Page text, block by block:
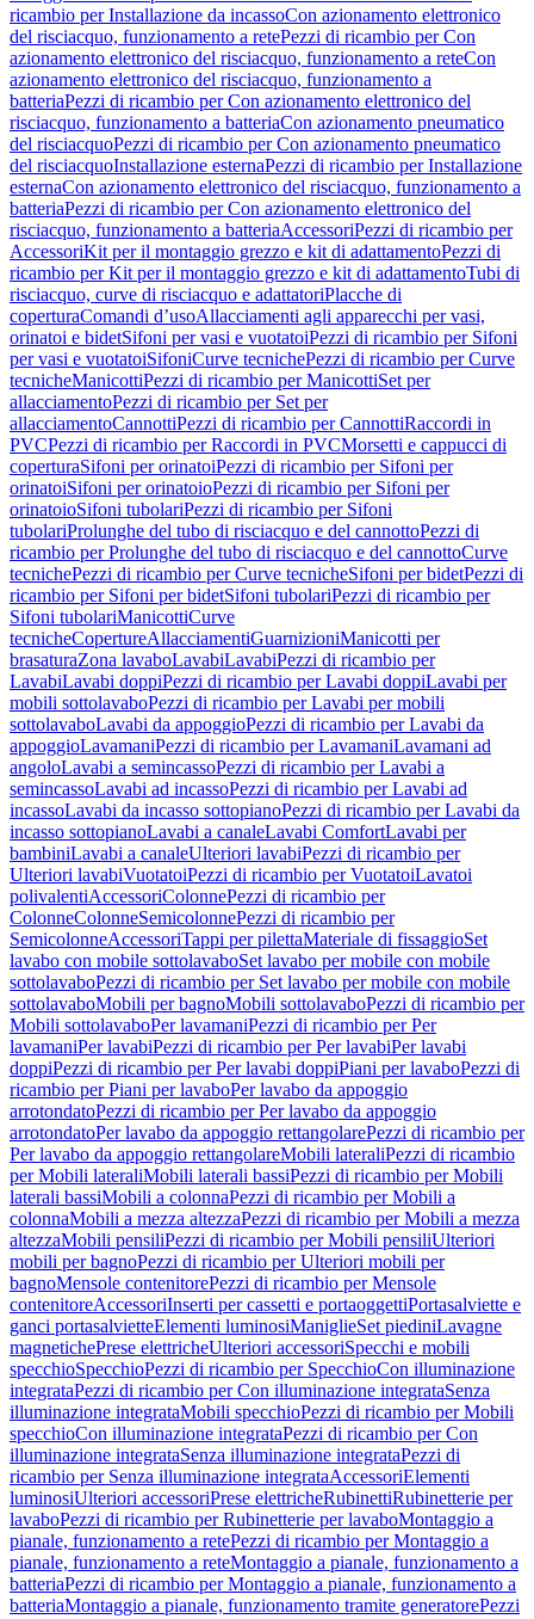
ricambio per Installazione da incassoCon azionamento elettronico
del risciacquo, funzionamento a retePezzi di ricambio per Con
azionamento elettronico del risciacquo, funzionamento a reteCon
azionamento elettronico del risciacquo, funzionamento a
batteriaPezzi di ricambio per Con azionamento elettronico del
risciacquo, funzionamento a batteriaCon azionamento pneumatico
del risciacquoPezzi di ricambio per Con azionamento pneumatico
del risciacquoInstallazione esternaPezzi di ricambio per Installazione
esternaCon azionamento elettronico del risciacquo, funzionamento a
batteriaPezzi di ricambio per Con azionamento elettronico del
risciacquo, funzionamento a batteriaAccessoriPezzi di ricambio per
AccessoriKit per il montaggio grezzo e kit di adattamentoPezzi di
ricambio per Kit per il montaggio grezzo e kit di adattamentoTubi di
risciacquo, curve di risciacquo e adattatoriPlacche di
coperturaComandi d’usoAllacciamenti agli apparecchi per vasi,
orinatoi e bidetSifoni per vasi e vuotatoiPezzi di ricambio per Sifoni
per vasi e vuotatoiSifoniCurve tecnichePezzi di ricambio per Curve
tecnicheManicottiPezzi di ricambio per ManicottiSet per
allacciamentoPezzi di ricambio per Set per
allacciamentoCannottiPezzi di ricambio per CannottiRaccordi in
PVCPezzi di ricambio per Raccordi in PVCMorsetti e cappucci di
coperturaSifoni per orinatoiPezzi di ricambio per Sifoni per
orinatoiSifoni per orinatoioPezzi di ricambio per Sifoni per
orinatoioSifoni tubolariPezzi di ricambio per Sifoni
tubolariProlunghe del tubo di risciacquo e del cannottoPezzi di
ricambio per Prolunghe del tubo di risciacquo e del cannottoCurve
tecnichePezzi di ricambio per Curve tecnicheSifoni per bidetPezzi di
ricambio per Sifoni per bidetSifoni tubolariPezzi di ricambio per
Sifoni tubolariManicottiCurve
tecnicheCopertureAllacciamentiGuarnizioniManicotti per
brasaturaZona lavaboLavabiLavabiPezzi di ricambio per
LavabiLavabi doppiPezzi di ricambio per Lavabi doppiLavabi per
mobili sottolavaboPezzi di ricambio per Lavabi per mobili
sottolavaboLavabi da appoggioPezzi di ricambio per Lavabi da
appoggioLavamaniPezzi di ricambio per LavamaniLavamani ad
angoloLavabi a semincassoPezzi di ricambio per Lavabi a
semincassoLavabi ad incassoPezzi di ricambio per Lavabi ad
incassoLavabi da incasso sottopianoPezzi di ricambio per Lavabi da
incasso sottopianoLavabi a canaleLavabi ComfortLavabi per
bambiniLavabi a canaleUlteriori lavabiPezzi di ricambio per
Ulteriori lavabiVuotatoiPezzi di ricambio per VuotatoiLavatoi
polivalentiAccessoriColonnePezzi di ricambio per
ColonneColonneSemicolonnePezzi di ricambio per
SemicolonneAccessoriTappi per pilettaMateriale di fissaggioSet
lavabo con mobile sottolavaboSet lavabo per mobile con mobile
sottolavaboPezzi di ricambio per Set lavabo per mobile con mobile
sottolavaboMobili per bagnoMobili sottolavaboPezzi di ricambio per
Mobili sottolavaboPer lavamaniPezzi di ricambio per Per
lavamaniPer lavabiPezzi di ricambio per Per lavabiPer lavabi
doppiPezzi di ricambio per Per lavabi doppiPiani per lavaboPezzi di
ricambio per Piani per lavaboPer lavabo da appoggio
arrotondatoPezzi di ricambio per Per lavabo da appoggio
arrotondatoPer lavabo da appoggio rettangolarePezzi di ricambio per
Per lavabo da appoggio rettangolareMobili lateraliPezzi di ricambio
per Mobili lateraliMobili laterali bassiPezzi di ricambio per Mobili
laterali bassiMobili a colonnaPezzi di ricambio per Mobili a
colonnaMobili a mezza altezzaPezzi di ricambio per Mobili a mezza
altezzaMobili pensiliPezzi di ricambio per Mobili pensiliUlteriori
mobili per bagnoPezzi di ricambio per Ulteriori mobili per
bagnoMensole contenitorePezzi di ricambio per Mensole
contenitoreAccessoriInserti per cassetti e portaoggettiPortasalviette e
ganci portasalvietteElementi luminosiManiglieSet piediniLavagne
magnetichePrese elettricheUlteriori accessoriSpecchi e mobili
specchioSpecchioPezzi di ricambio per SpecchioCon illuminazione
integrataPezzi di ricambio per Con illuminazione integrataSenza
illuminazione integrataMobili specchioPezzi di ricambio per Mobili
specchioCon illuminazione integrataPezzi di ricambio per Con
illuminazione integrataSenza illuminazione integrataPezzi di
ricambio per Senza illuminazione integrataAccessoriElementi
luminosiUlteriori accessoriPrese elettricheRubinettiRubinetterie per
lavaboPezzi di ricambio per Rubinetterie per lavaboMontaggio a
pianale, funzionamento a retePezzi di ricambio per Montaggio a
pianale, funzionamento a reteMontaggio a pianale, funzionamento a
batteriaPezzi di ricambio per Montaggio a pianale, funzionamento a
batteriaMontaggio a pianale, funzionamento tramite generatorePezzi